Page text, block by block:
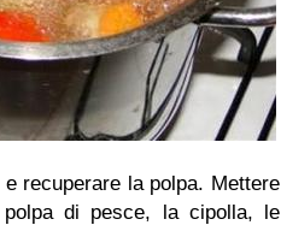
recuperare la polpa. Mettere
di pesce, la cipolla, le